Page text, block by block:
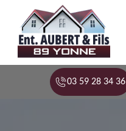
03 59 28 34 36